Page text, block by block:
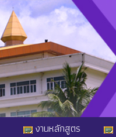
งานหลักสูตร